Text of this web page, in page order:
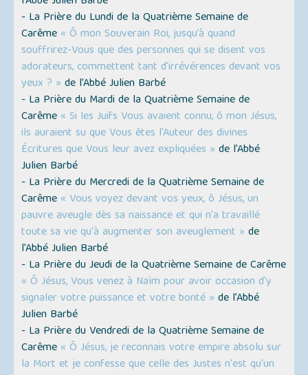
- La Prière du Lundi de la Quatrième Semaine de
Carême « Ô mon Souverain Roi, jusqu’à quand
souffrirez-Vous que des personnes qui se disent vos
adorateurs, commettent tant d'irrévérences devant vos
yeux ? » de l’Abbé Julien Barbé
- La Prière du Mardi de la Quatrième Semaine de
Carême « Si les Juifs Vous avaient connu, ô mon Jésus,
ils auraient su que Vous êtes l'Auteur des divines
Écritures que Vous leur avez expliquées » de l’Abbé
Julien Barbé
- La Prière du Mercredi de la Quatrième Semaine de
Carême « Vous voyez devant vos yeux, ô Jésus, un
pauvre aveugle dès sa naissance et qui n'a travaillé
toute sa vie qu'à augmenter son aveuglement » de
l’Abbé Julien Barbé
- La Prière du Jeudi de la Quatrième Semaine de Carême
« Ô Jésus, Vous venez à Naïm pour avoir occasion d'y
signaler votre puissance et votre bonté » de l’Abbé
Julien Barbé
- La Prière du Vendredi de la Quatrième Semaine de
Carême « Ô Jésus, je reconnais votre empire absolu sur
la Mort et je confesse que celle des Justes n'est qu'un